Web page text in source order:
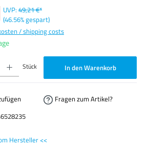
UVP: 49,21 €*
(46.56% gespart)
/ shipping costs
Wert ein oder benutze die Schaltflächen um die Anzahl zu
Stück In den Warenkorb
Fragen zum Artikel?
Hersteller <<